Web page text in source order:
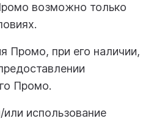
возможно только
Промо, при его наличии,
Промо.
использование